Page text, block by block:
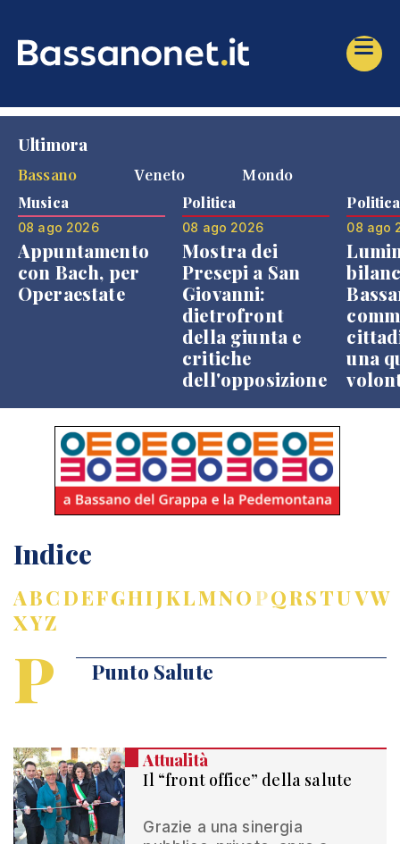
Ultimora
Bassano
Veneto Mondo
Musica
08 ago 2026
Appuntamento
con Bach, per
Operaestate
Politica
08 ago 2026
Mostra dei
Presepi a San
Giovanni:
dietrofront
della giunta e
critiche
dell'opposizione
Politica
08 ago
una
Indice
ABCDEFGHIJKLMNOPQRSTUVW
XYZ
P Punto Salute
Attualità
Il “front office” della salute
Grazie a una sinergia